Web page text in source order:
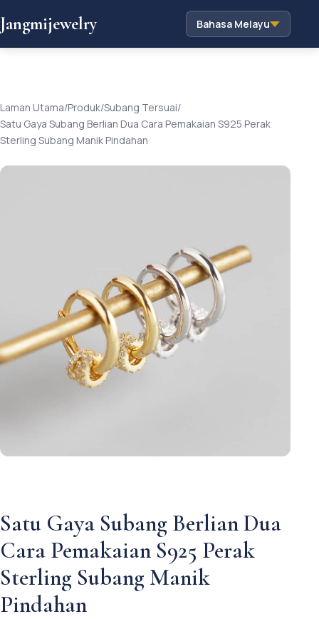
Jangmijewelry Bahasa Melayu
Laman Utama/Produk/Subang Tersuai/
Satu Gaya Subang Berlian Dua Cara Pemakaian S925 Perak
Sterling Subang Manik Pindahan
Satu Gaya Subang Berlian Dua
Cara Pemakaian S925 Perak
Sterling Subang Manik
Pindahan